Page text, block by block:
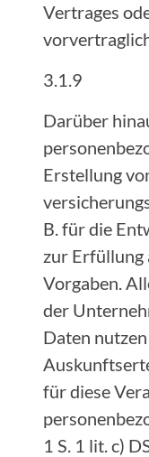
Vertrages
3.1.9
Darüber
Erstellung
B. für die
zur
Vorgaben.
der
Daten
für diese
1 S. 1 lit. c)